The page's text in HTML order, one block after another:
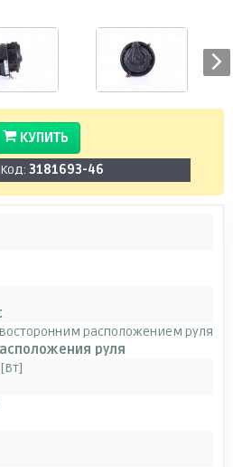
КУПИТЬ
Код: 3181693-46
расположением руля
руля